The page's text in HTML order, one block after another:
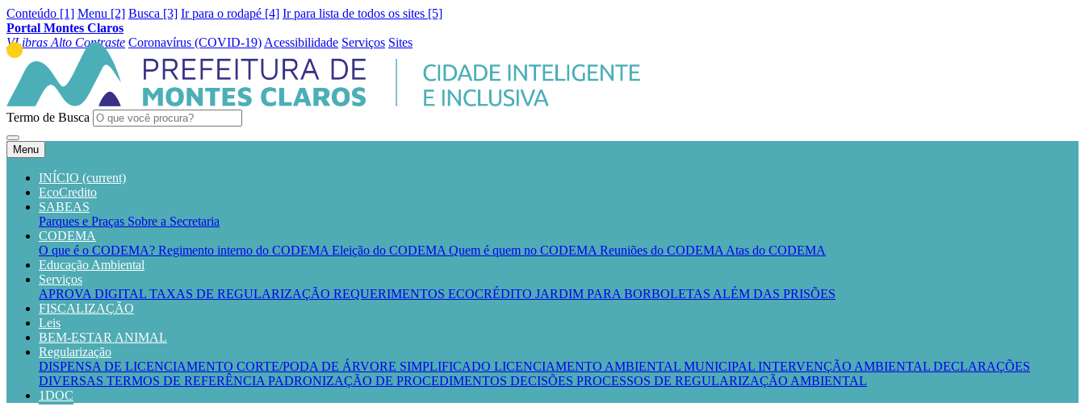
Conteúdo [1] Menu [2] Busca [3] Ir para o rodapé [4] Ir para lista de todos os sites [5]
Portal Montes Claros
VLibras Alto Contraste Coronavírus (COVID-19) Acessibilidade Serviços Sites
Termo de Busca
Menu
INÍCIO (current)
EcoCredito
SABEAS
Parques e Praças Sobre a Secretaria
CODEMA
O que é o CODEMA? Regimento interno do CODEMA Eleição do CODEMA Quem é quem no CODEMA Reuniões do CODEMA Atas do CODEMA
Educação Ambiental
Serviços
APROVA DIGITAL TAXAS DE REGULARIZAÇÃO REQUERIMENTOS ECOCRÉDITO JARDIM PARA BORBOLETAS ALÉM DAS PRISÕES
FISCALIZAÇÃO
Leis
BEM-ESTAR ANIMAL
Regularização
DISPENSA DE LICENCIAMENTO CORTE/PODA DE ÁRVORE SIMPLIFICADO LICENCIAMENTO AMBIENTAL MUNICIPAL INTERVENÇÃO AMBIENTAL DECLARAÇÕES
DIVERSAS TERMOS DE REFERÊNCIA PADRONIZAÇÃO DE PROCEDIMENTOS DECISÕES PROCESSOS DE REGULARIZAÇÃO AMBIENTAL
1DOC